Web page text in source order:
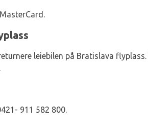
leiebilen på Bratislava
911 582 800.